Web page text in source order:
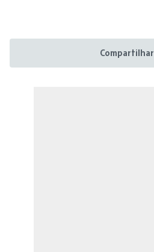
Compartilhar